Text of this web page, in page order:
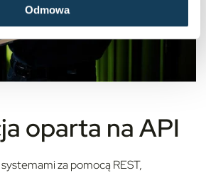
Odmowa
oparta na API
za pomocą REST,